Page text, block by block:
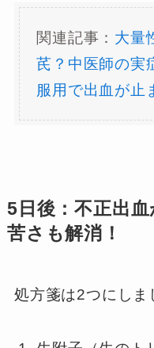
関連記事： 大量
芪？中医師の実
服用で出血が止
5日後：不正出
苦さも解消！
処方箋は2つにしま